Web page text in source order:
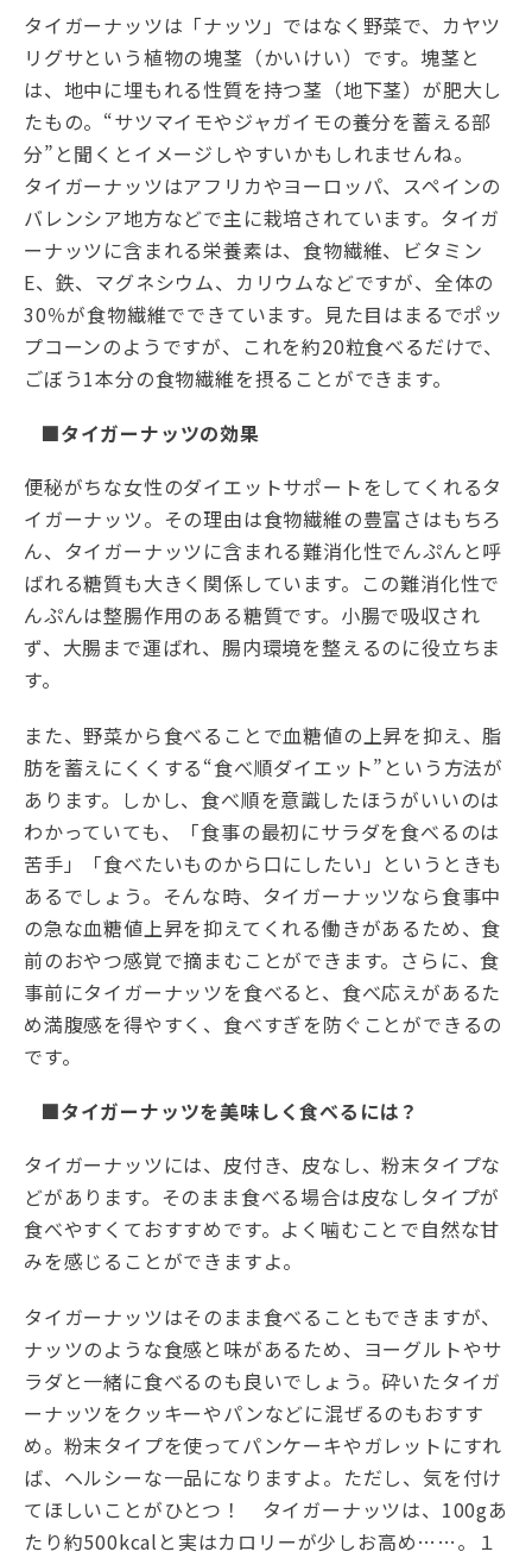
タイガーナッツは「ナッツ」ではなく野菜で、カヤツ
リグサという植物の塊茎（かいけい）です。塊茎と
は、地中に埋もれる性質を持つ茎（地下茎）が肥大し
たもの。“サツマイモやジャガイモの養分を蓄える部
分”と聞くとイメージしやすいかもしれませんね。
タイガーナッツはアフリカやヨーロッパ、スペインの
バレンシア地方などで主に栽培されています。タイガ
ーナッツに含まれる栄養素は、食物繊維、ビタミン
E、鉄、マグネシウム、カリウムなどですが、全体の
30％が食物繊維でできています。見た目はまるでポッ
プコーンのようですが、これを約20粒食べるだけで、
ごぼう1本分の食物繊維を摂ることができます。
■タイガーナッツの効果
便秘がちな女性のダイエットサポートをしてくれるタ
イガーナッツ。その理由は食物繊維の豊富さはもちろ
ん、タイガーナッツに含まれる難消化性でんぷんと呼
ばれる糖質も大きく関係しています。この難消化性で
んぷんは整腸作用のある糖質です。小腸で吸収され
ず、大腸まで運ばれ、腸内環境を整えるのに役立ちま
す。
また、野菜から食べることで血糖値の上昇を抑え、脂
肪を蓄えにくくする“食べ順ダイエット”という方法が
あります。しかし、食べ順を意識したほうがいいのは
わかっていても、「食事の最初にサラダを食べるのは
苦手」「食べたいものから口にしたい」というときも
あるでしょう。そんな時、タイガーナッツなら食事中
の急な血糖値上昇を抑えてくれる働きがあるため、食
前のおやつ感覚で摘まむことができます。さらに、食
事前にタイガーナッツを食べると、食べ応えがあるた
め満腹感を得やすく、食べすぎを防ぐことができるの
です。
■タイガーナッツを美味しく食べるには？
タイガーナッツには、皮付き、皮なし、粉末タイプな
どがあります。そのまま食べる場合は皮なしタイプが
食べやすくておすすめです。よく噛むことで自然な甘
みを感じることができますよ。
タイガーナッツはそのまま食べることもできますが、
ナッツのような食感と味があるため、ヨーグルトやサ
ラダと一緒に食べるのも良いでしょう。砕いたタイガ
ーナッツをクッキーやパンなどに混ぜるのもおすす
め。粉末タイプを使ってパンケーキやガレットにすれ
ば、ヘルシーな一品になりますよ。ただし、気を付け
てほしいことがひとつ！ タイガーナッツは、100gあ
たり約500kcalと実はカロリーが少しお高め……。１